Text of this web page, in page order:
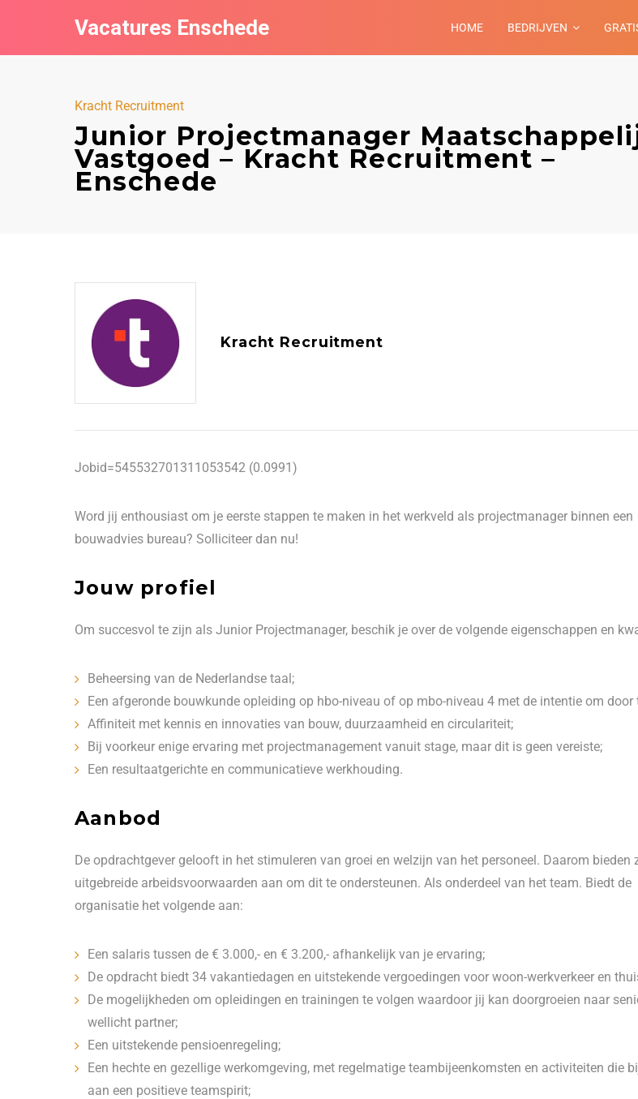
Vacatures Enschede HOME BEDRIJVEN
Kracht Recruitment
Junior Projectmanager
Vastgoed – Kracht Recruitment –
Enschede
Kracht Recruitment
Jobid=545532701311053542 (0.0991)
Word jij enthousiast om je eerste stappen te maken in het werkveld als projectmanager binnen een
bouwadvies bureau? Solliciteer dan nu!
Jouw profiel
Om succesvol te zijn als Junior Projectmanager, beschik je over de volgende eigenschappen en
Beheersing van de Nederlandse taal;
Een afgeronde bouwkunde opleiding op hbo-niveau of op mbo-niveau 4 met de intentie om door
Affiniteit met kennis en innovaties van bouw, duurzaamheid en circulariteit;
Bij voorkeur enige ervaring met projectmanagement vanuit stage, maar dit is geen vereiste;
Een resultaatgerichte en communicatieve werkhouding.
Aanbod
De opdrachtgever gelooft in het stimuleren van groei en welzijn van het personeel. Daarom bieden
uitgebreide arbeidsvoorwaarden aan om dit te ondersteunen. Als onderdeel van het team. Biedt de
organisatie het volgende aan:
Een salaris tussen de € 3.000,- en € 3.200,- afhankelijk van je ervaring;
De opdracht biedt 34 vakantiedagen en uitstekende vergoedingen voor woon-werkverkeer en
De mogelijkheden om opleidingen en trainingen te volgen waardoor jij kan doorgroeien naar
wellicht partner;
Een uitstekende pensioenregeling;
Een hechte en gezellige werkomgeving, met regelmatige teambijeenkomsten en activiteiten die
aan een positieve teamspirit;